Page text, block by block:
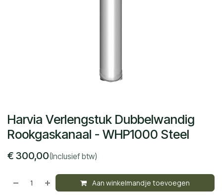
Harvia Verlengstuk Dubbelwandig
Rookgaskanaal - WHP1000 Steel
€ 300,00(Inclusief btw)
Aan winkelmandje toevoegen